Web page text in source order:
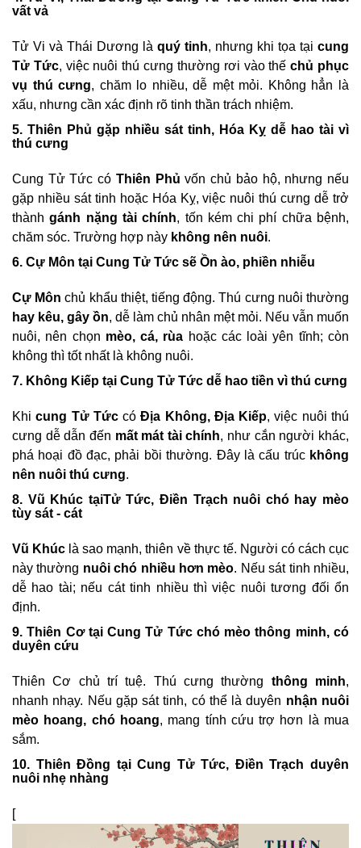
vất vả
Tử Vi và Thái Dương là quý tinh, nhưng khi tọa tại cung
Tử Tức, việc nuôi thú cưng thường rơi vào thếchủ phục
vụ thú cưng, chăm lo nhiều, dễ mệt mỏi. Không hẳn là
xấu, nhưng cần xác định rõ tinh thần trách nhiệm.
5. Thiên Phủ gặp nhiều sát tinh, Hóa Kỵ dễ hao tài vì
thú cưng
Cung Tử Tức có Thiên Phủ vốn chủ bảo hộ, nhưng nếu
gặp nhiều sát tinh hoặc Hóa Kỵ, việc nuôi thú cưng dễ trở
thànhgánh nặng tài chính, tốn kém chi phí chữa bệnh,
chăm sóc. Trường hợp này không nên nuôi.
6. Cự Môn tại Cung Tử Tức sẽ Ồn ào, phiền nhiễu
Cự Môn chủ khẩu thiệt, tiếng động. Thú cưng nuôi thường
hay kêu, gây ồn, dễ làm chủ nhân mệt mỏi. Nếu vẫn muốn
nuôi, nên chọn mèo, cá, rùa hoặc các loài yên tĩnh; còn
không thì tốt nhất là không nuôi.
7. Không Kiếp tại Cung Tử Tức dễ hao tiền vì thú cưng
Khicung Tử TứccóĐịa Không, Địa Kiếp, việc nuôi thú
cưng dễ dẫn đến mất mát tài chính, như cắn người khác,
phá hoại đồ đạc, phải bồi thường. Đây là cấu trúc không
nên nuôi thú cưng.
8. Vũ Khúc tạiTử Tức, Điền Trạch nuôi chó hay mèo
tùy sát - cát
Vũ Khúc là sao mạnh, thiên về thực tế. Người có cách cục
này thường nuôi chó nhiều hơn mèo. Nếu sát tinh nhiều,
dễ hao tài; nếu cát tinh nhiều thì việc nuôi tương đối ổn
định.
9. Thiên Cơ tại Cung Tử Tức chó mèo thông minh, có
duyên cứu
Thiên Cơ chủ trí tuệ. Thú cưng thường thông minh,
nhanh nhạy. Nếu gặp sát tinh, có thể là duyên nhận nuôi
mèo hoang, chó hoang, mang tính cứu trợ hơn là mua
sắm.
10. Thiên Đồng tại Cung Tử Tức, Điền Trạch duyên
nuôi nhẹ nhàng
[